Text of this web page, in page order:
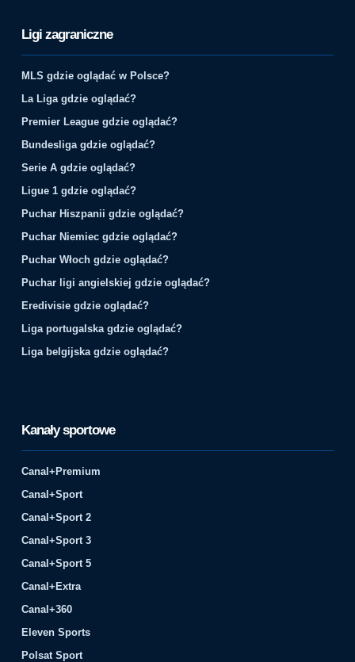
Ligi zagraniczne
MLS gdzie oglądać w Polsce?
La Liga gdzie oglądać?
Premier League gdzie oglądać?
Bundesliga gdzie oglądać?
Serie A gdzie oglądać?
Ligue 1 gdzie oglądać?
Puchar Hiszpanii gdzie oglądać?
Puchar Niemiec gdzie oglądać?
Puchar Włoch gdzie oglądać?
Puchar ligi angielskiej gdzie oglądać?
Eredivisie gdzie oglądać?
Liga portugalska gdzie oglądać?
Liga belgijska gdzie oglądać?
Kanały sportowe
Canal+Premium
Canal+Sport
Canal+Sport 2
Canal+Sport 3
Canal+Sport 5
Canal+Extra
Canal+360
Eleven Sports
Polsat Sport